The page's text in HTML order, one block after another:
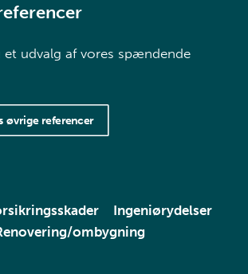
et udvalg af vores spændende
øvrige referencer
Ingeniørydelser
ombygning